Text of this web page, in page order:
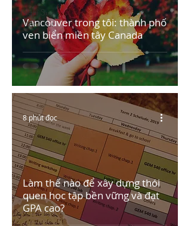
Nghĩ Suy
Một Chút
Vancouver trong tôi: thành phố
ven biển miền tây Canada
Làm thế nào để xây dựng thói
quen học tập bền vững và đạt
GPA cao?
8 phút đọc